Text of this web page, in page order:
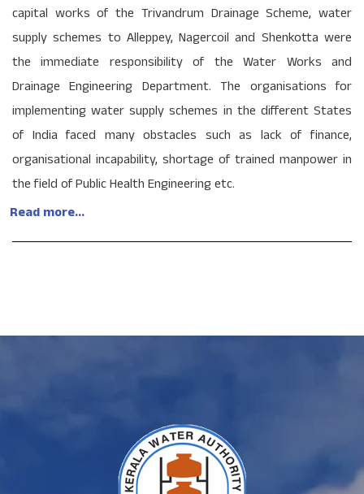
capital works of the Trivandrum Drainage Scheme, water
supply schemes to Alleppey, Nagercoil and Shenkotta were
the immediate responsibility of the Water Works and
Drainage Engineering Department. The organisations for
implementing water supply schemes in the different States
of India faced many obstacles such as lack of finance,
organisational incapability, shortage of trained manpower in
the field of Public Health Engineering etc.
Read more...